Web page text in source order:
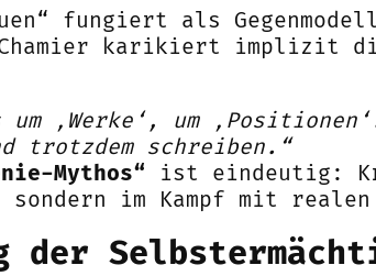
fungiert als
karikiert implizit
‚Werke‘, um
trotzdem schreiben.“
Mythos“ ist eindeutig:
im Kampf mit realen
der